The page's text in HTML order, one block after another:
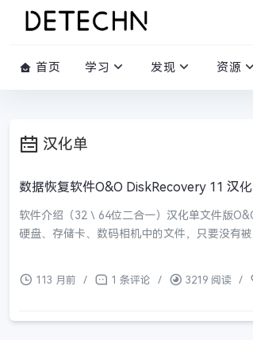
首页 学习 发现 资源
汉化单
数据恢复软件O&O DiskRecovery 11 汉
软件介绍（32＼64位二合一）汉化单文件版
硬盘、存储卡、数码相机中的文件，只要没有
113 月前 / 1 条评论 / 3219 阅读 /